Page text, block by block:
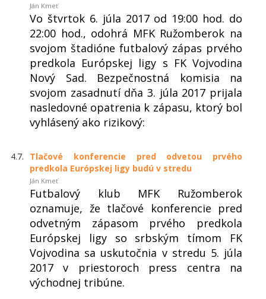
Ján Kmeť
Vo štvrtok 6. júla 2017 od 19:00 hod. do
22:00 hod., odohrá MFK Ružomberok na
svojom štadióne futbalový zápas prvého
predkola Európskej ligy s FK Vojvodina
Nový Sad. Bezpečnostná komisia na
svojom zasadnutí dňa 3. júla 2017 prijala
nasledovné opatrenia k zápasu, ktorý bol
vyhlásený ako rizikový:
4.7.
Tlačové konferencie pred odvetou prvého
predkola Európskej ligy budú v stredu
Ján Kmeť
Futbalový klub MFK Ružomberok
oznamuje, že tlačové konferencie pred
odvetným zápasom prvého predkola
Európskej ligy so srbským tímom FK
Vojvodina sa uskutočnia v stredu 5. júla
2017 v priestoroch press centra na
východnej tribúne.